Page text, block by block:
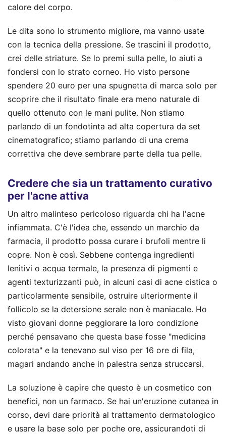
calore del corpo.
Le dita sono lo strumento migliore, ma vanno usate
con la tecnica della pressione. Se trascini il prodotto,
crei delle striature. Se lo premi sulla pelle, lo aiuti a
fondersi con lo strato corneo. Ho visto persone
spendere 20 euro per una spugnetta di marca solo per
scoprire che il risultato finale era meno naturale di
quello ottenuto con le mani pulite. Non stiamo
parlando di un fondotinta ad alta copertura da set
cinematografico; stiamo parlando di una crema
correttiva che deve sembrare parte della tua pelle.
Credere che sia un trattamento curativo
per l'acne attiva
Un altro malinteso pericoloso riguarda chi ha l'acne
infiammata. C'è l'idea che, essendo un marchio da
farmacia, il prodotto possa curare i brufoli mentre li
copre. Non è così. Sebbene contenga ingredienti
lenitivi o acqua termale, la presenza di pigmenti e
agenti texturizzanti può, in alcuni casi di acne cistica o
particolarmente sensibile, ostruire ulteriormente il
follicolo se la detersione serale non è maniacale. Ho
visto giovani donne peggiorare la loro condizione
perché pensavano che questa base fosse "medicina
colorata" e la tenevano sul viso per 16 ore di fila,
magari andando anche in palestra senza struccarsi.
La soluzione è capire che questo è un cosmetico con
benefici, non un farmaco. Se hai un'eruzione cutanea in
corso, devi dare priorità al trattamento dermatologico
e usare la base solo per poche ore, assicurandoti di